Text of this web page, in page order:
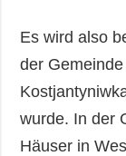
Es wird also
der
wurde. In der
Häuser in